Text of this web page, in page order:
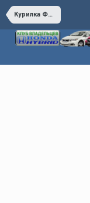
Курилка Флудилка